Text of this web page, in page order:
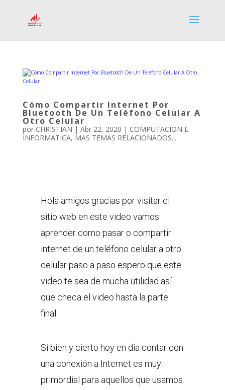
Cómo Compartir Internet Por
Bluetooth De Un Teléfono Celular A
Otro Celular
por CHRISTIAN | Abr 22, 2020 | COMPUTACION E
INFORMATICA, MAS TEMAS RELACIONADOS...
Hola amigos gracias por visitar el
sitio web en este video vamos
aprender como pasar o compartir
internet de un teléfono celular a otro
celular paso a paso espero que este
video te sea de mucha utilidad así
que checa el video hasta la parte
final.
Si bien y cierto hoy en día contar con
una conexión a Internet es muy
primordial para aquellos que usamos